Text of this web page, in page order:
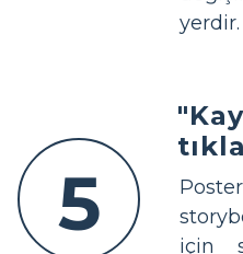
5
için